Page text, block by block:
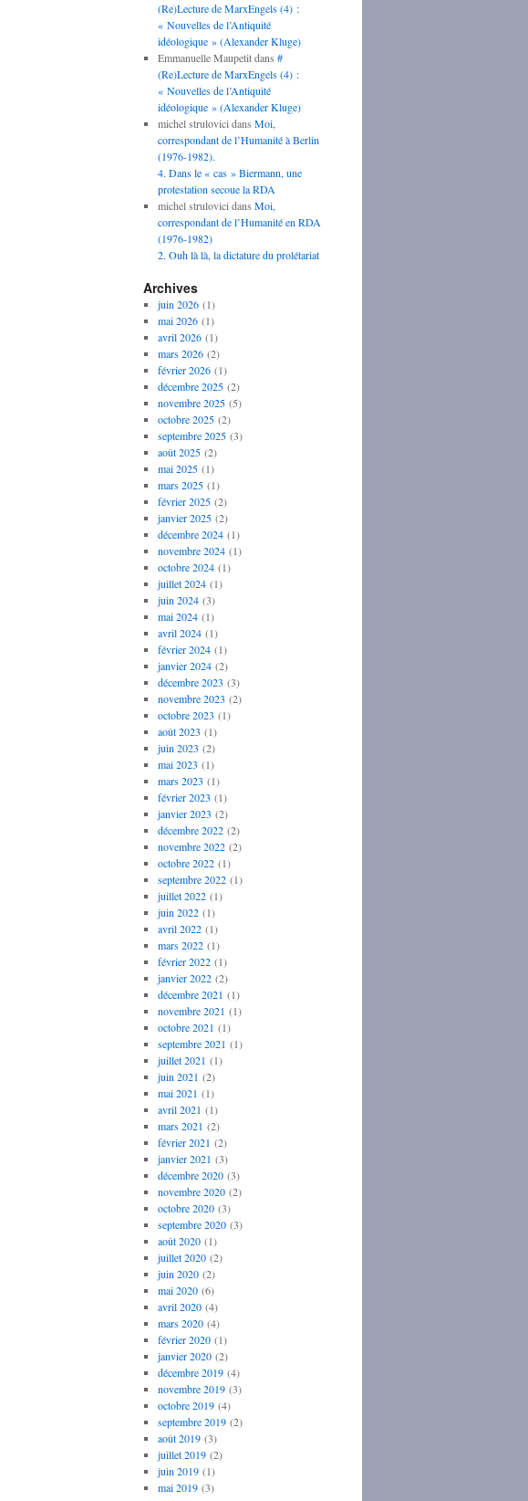
(Re)Lecture de MarxEngels (4) :
« Nouvelles de l’Antiquité
idéologique » (Alexander Kluge)
Emmanuelle Maupetitdans #
(Re)Lecture de MarxEngels (4) :
« Nouvelles de l’Antiquité
idéologique » (Alexander Kluge)
michel strulovici dans Moi,
correspondant de l’Humanité à Berlin
(1976-1982).
4. Dans le « cas » Biermann, une
protestation secoue la RDA
michel strulovici dans Moi,
correspondant de l’Humanité en RDA
(1976-1982)
2. Ouh là là, la dictature du prolétariat
Archives
juin 2026(1)
mai 2026(1)
avril 2026(1)
mars 2026(2)
février 2026(1)
décembre 2025(2)
novembre 2025(5)
octobre 2025(2)
septembre 2025(3)
août 2025(2)
mai 2025(1)
mars 2025(1)
février 2025(2)
janvier 2025(2)
décembre 2024(1)
novembre 2024(1)
octobre 2024(1)
juillet 2024(1)
juin 2024(3)
mai 2024(1)
avril 2024(1)
février 2024(1)
janvier 2024(2)
décembre 2023 (3)
novembre 2023 (2)
octobre 2023 (1)
août 2023 (1)
juin 2023 (2)
mai 2023 (1)
mars 2023 (1)
février 2023 (1)
janvier 2023 (2)
décembre 2022(2)
novembre 2022(2)
octobre 2022(1)
septembre 2022(1)
juillet 2022(1)
juin 2022(1)
avril 2022(1)
mars 2022(1)
février 2022(1)
janvier 2022(2)
décembre 2021 (1)
novembre 2021 (1)
octobre 2021 (1)
septembre 2021 (1)
juillet 2021 (1)
juin 2021 (2)
mai 2021 (1)
avril 2021 (1)
mars 2021 (2)
février 2021 (2)
janvier 2021 (3)
décembre 2020(3)
novembre 2020(2)
octobre 2020(3)
septembre 2020(3)
août 2020(1)
juillet 2020(2)
juin 2020(2)
mai 2020(6)
avril 2020(4)
mars 2020(4)
février 2020(1)
janvier 2020(2)
décembre 2019(4)
novembre 2019(3)
octobre 2019(4)
septembre 2019(2)
août 2019(3)
juillet 2019(2)
juin 2019(1)
mai 2019(3)